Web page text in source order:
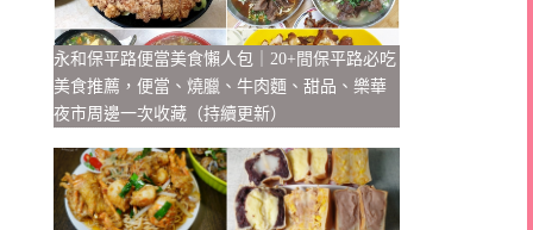
永和保平路便當美食懶人包｜20+間保平路必吃
美食推薦，便當、燒臘、牛肉麵、甜品、樂華
夜市周邊一次收藏（持續更新）